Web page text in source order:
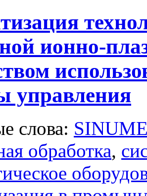
ионно-
управления
слова:
обработка,